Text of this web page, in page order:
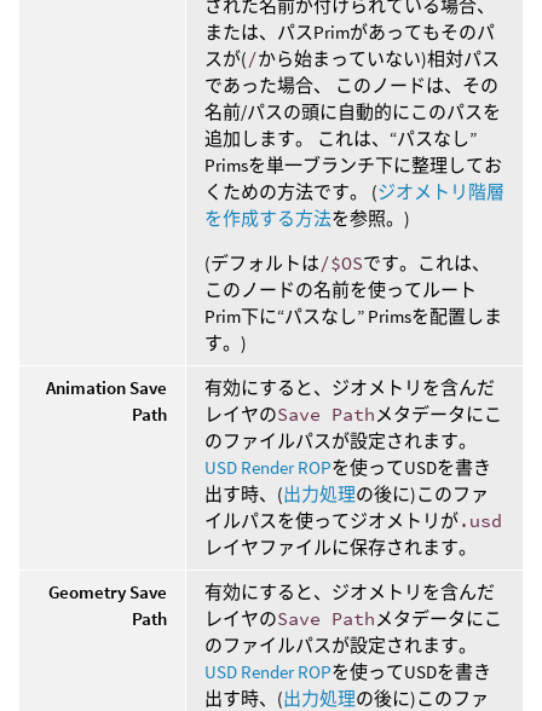
された名前が付けられている場合、
または、パスPrimがあってもそのパ
スが(/から始まっていない)相対パス
であった場合、 このノードは、その
名前/パスの頭に自動的にこのパスを
追加します。 これは、“パスなし”
Primsを単一ブランチ下に整理してお
くための方法です。 (ジオメトリ階層
を作成する方法を参照。)
(デフォルトは/$OSです。これは、
このノードの名前を使ってルート
Prim下に“パスなし” Primsを配置しま
す。)
Animation Save
Path
有効にすると、ジオメトリを含んだ
レイヤのSave Path メタデータにこ
のファイルパスが設定されます。
USD Render ROPを使ってUSDを書き
出す時、(出力処理の後に)このファ
イルパスを使ってジオメトリが.usd
レイヤファイルに保存されます。
Geometry Save
Path
有効にすると、ジオメトリを含んだ
レイヤのSave Path メタデータにこ
のファイルパスが設定されます。
USD Render ROPを使ってUSDを書き
出す時、(出力処理の後に)このファ